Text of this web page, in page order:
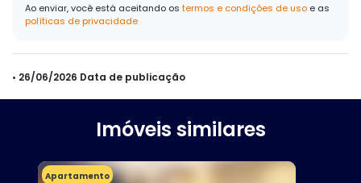
Ao enviar, você está aceitando os termos e condições de uso e as
políticas de privacidade
• 26/06/2026 Data de publicação
Imóveis similares
Apartamento